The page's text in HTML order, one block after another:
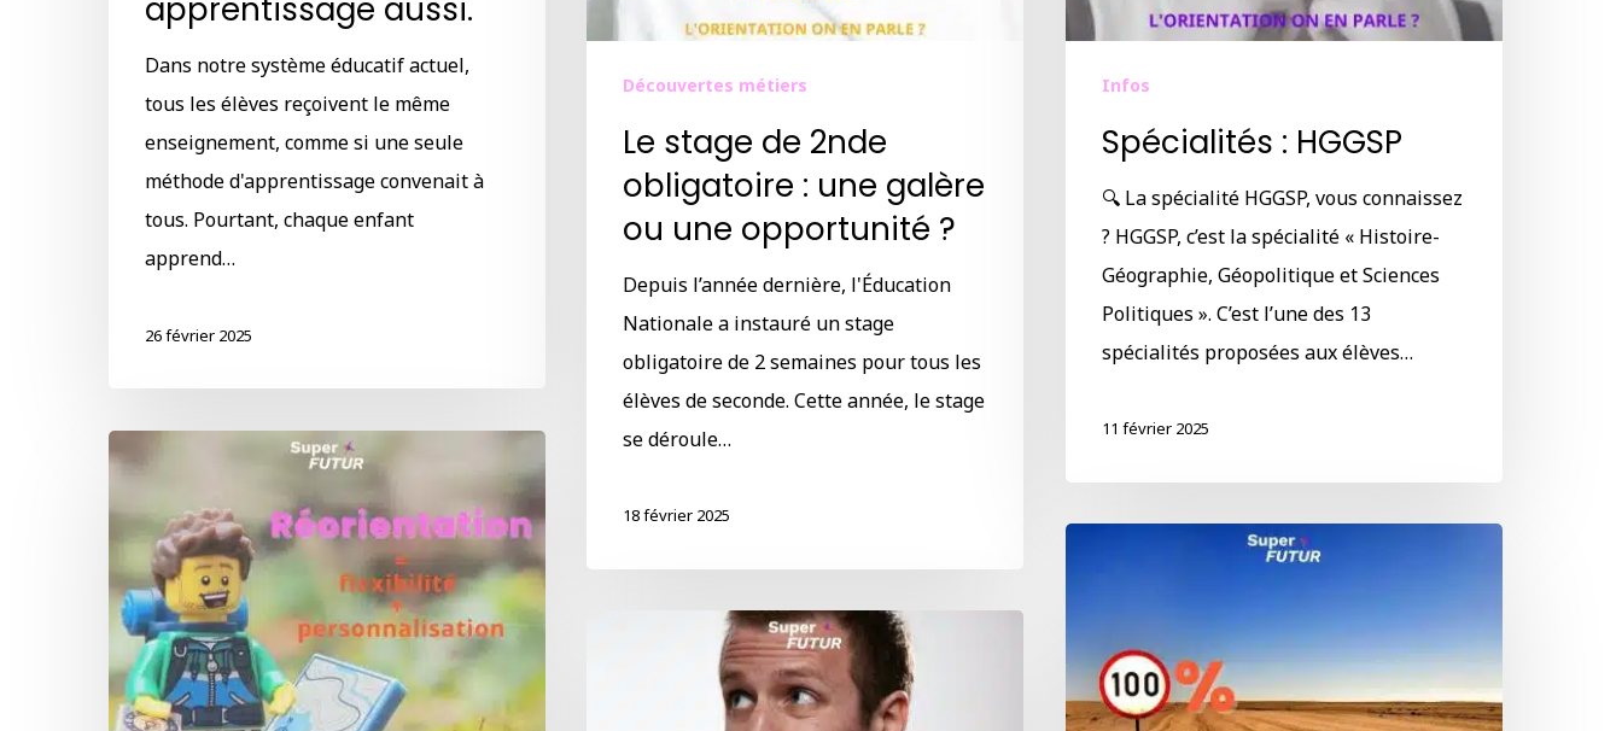
apprentissage aussi.
Dans notre système éducatif actuel,
tous les élèves reçoivent le même
enseignement, comme si une seule
méthode d'apprentissage convenait à
tous. Pourtant, chaque enfant
apprend…
26 février 2025
Découvertes métiers
Le stage de 2nde
obligatoire : une galère
ou une opportunité ?
Depuis l’année dernière, l'Éducation
Nationale a instauré un stage
obligatoire de 2 semaines pour tous les
élèves de seconde. Cette année, le stage
se déroule…
18 février 2025
Infos
Spécialités : HGGSP
🔍 La spécialité HGGSP, vous connaissez
? HGGSP, c’est la spécialité « Histoire-
Géographie, Géopolitique et Sciences
Politiques ». C’est l’une des 13
spécialités proposées aux élèves…
11 février 2025